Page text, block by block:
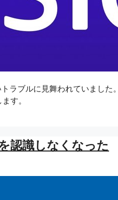
ラブルに見舞われていました
す。
認識しなくなった